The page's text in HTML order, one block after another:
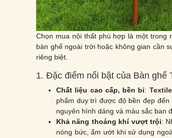
Chọn mua nội thất phù hợp là một trong
bàn ghế ngoài trời hoặc không gian cần
riêng biệt.
1. Đặc điểm nổi bật của Bàn ghế
Chất liệu cao cấp, bền bỉ:
phẩm duy trì được độ bền đẹp
nguyên hình dáng và màu sắc ban
Khả năng thoáng khí vượt trội:
nóng bức, ẩm ướt khi sử dụng